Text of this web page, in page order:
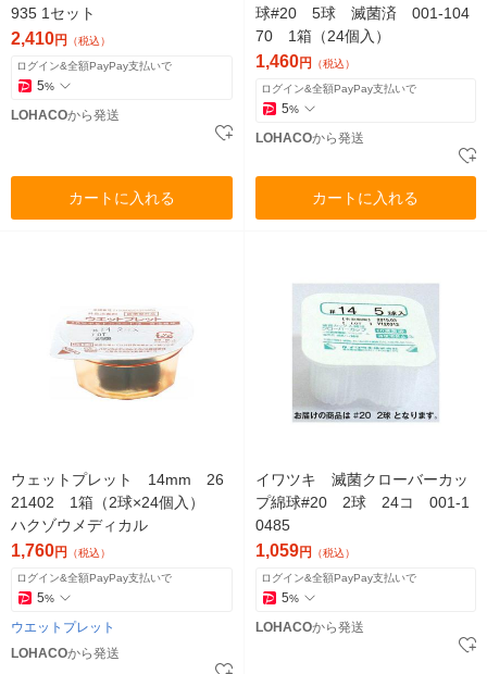
935 1セット
2,410円 （税込）
ログイン&全額PayPay支払いで
5%
LOHACOから発送
カートに入れる
球#20 5球 滅菌済 001-104
70 1箱（24個入）
1,460円 （税込）
ログイン&全額PayPay支払いで
5%
LOHACOから発送
カートに入れる
ウェットプレット 14mm 26
21402 1箱（2球×24個入）
ハクゾウメディカル
1,760円 （税込）
ログイン&全額PayPay支払いで
5%
ウエットプレット
LOHACOから発送
イワツキ 滅菌クローバーカッ
プ綿球#20 2球 24コ 001-1
0485
1,059円 （税込）
ログイン&全額PayPay支払いで
5%
LOHACOから発送